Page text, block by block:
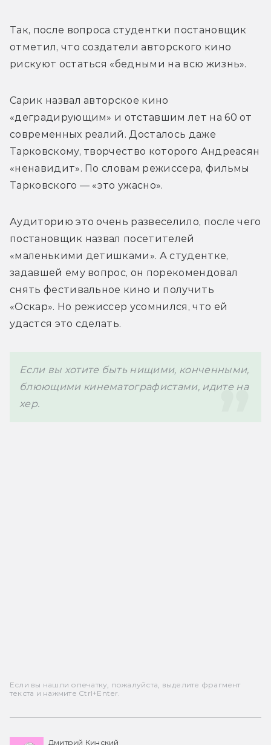
Так, после вопроса студентки постановщик
отметил, что создатели авторского кино
рискуют остаться «бедными на всю жизнь».
Сарик назвал авторское кино
«деградирующим» и отставшим лет на 60 от
современных реалий. Досталось даже
Тарковскому, творчество которого Андреасян
«ненавидит». По словам режиссера, фильмы
Тарковского — «это ужасно».
Аудиторию это очень развеселило, после чего
постановщик назвал посетителей
«маленькими детишками». А студентке,
задавшей ему вопрос, он порекомендовал
снять фестивальное кино и получить
«Оскар». Но режиссер усомнился, что ей
удастся это сделать.
Если вы хотите быть нищими, конченными,
блюющими кинематографистами, идите на
хер.
Если вы нашли опечатку, пожалуйста, выделите фрагмент
текста и нажмите Ctrl+Enter.
Дмитрий Кинский